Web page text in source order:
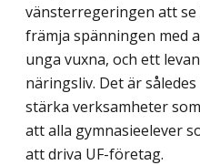
vänsterregeringen att
främja spänningen med
unga vuxna, och ett
näringsliv. Det är
stärka verksamheter
att alla gymnasieelever
att driva UF-företag.